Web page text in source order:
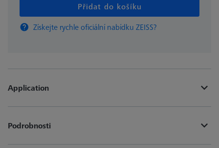
Přidat do košíku
Získejte rychle oficiální nabídku ZEISS?
Application
Podrobnosti